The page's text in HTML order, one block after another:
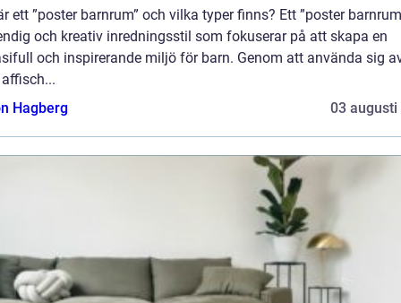
ett ”poster barnrum” och vilka typer finns? Ett ”poster
och kreativ inredningsstil som fokuserar på att skapa en
och inspirerande miljö för barn. Genom att använda sig
Hagberg
03 augusti